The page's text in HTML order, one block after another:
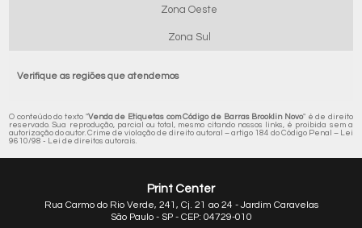
Zona Oeste
Zona Sul
Verifique as regiões que atendemos
O conteúdo do texto "Venda de Etiquetas com Código de Barras Brooklin Novo" é de direito
reservado. Sua reprodução, parcial ou total, mesmo citando nossos links, é proibida sem a
autorização do autor. Crime de violação de direito autoral – artigo 184 do Código Penal – Lei
9610/98 - Lei de direitos autorais.
Print Center
Rua Carmo do Rio Verde, 241, Cj. 21 ao 24 - Jardim Caravelas
São Paulo - SP - CEP: 04729-010